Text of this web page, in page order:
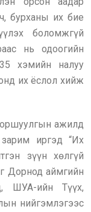
бурханы их бие
боломжгүй
нь одоогийн
хэмийн налуу
их ёслол хийж
ажилд
иргэд “Их
зүүн хөлгүй
Дорнод аймгийн
ШУА-ийн Түүх,
нийгэмлэгээс